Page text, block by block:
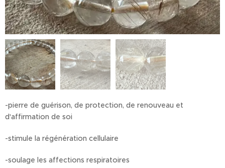
-pierre de guérison, de protection, de renouveau et
d'affirmation de soi
-stimule la régénération cellulaire
-soulage les affections respiratoires